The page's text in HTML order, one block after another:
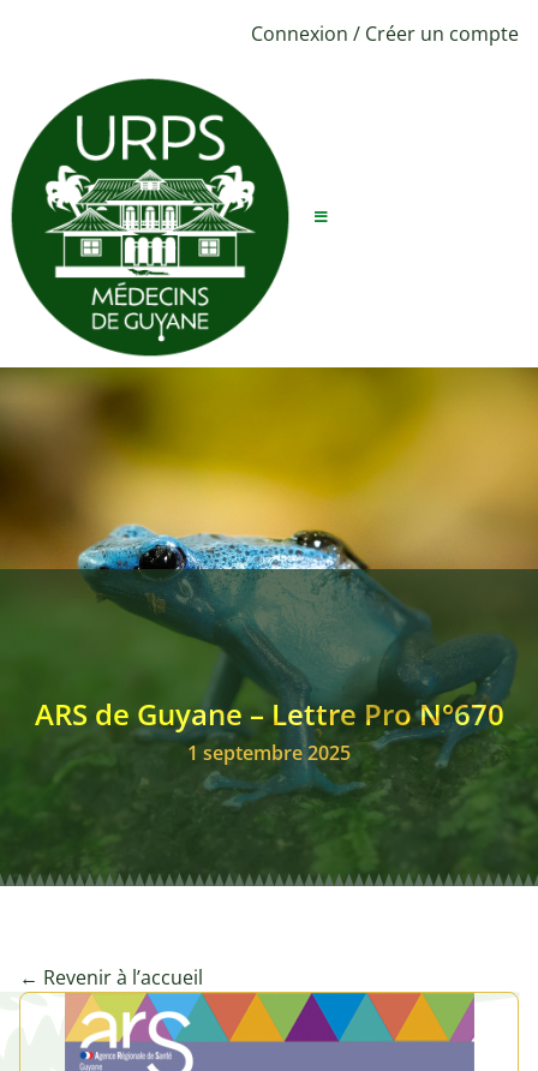
Connexion / Créer un compte
ARS de Guyane – Lettre Pro N°670
1 septembre 2025
← Revenir à l’accueil